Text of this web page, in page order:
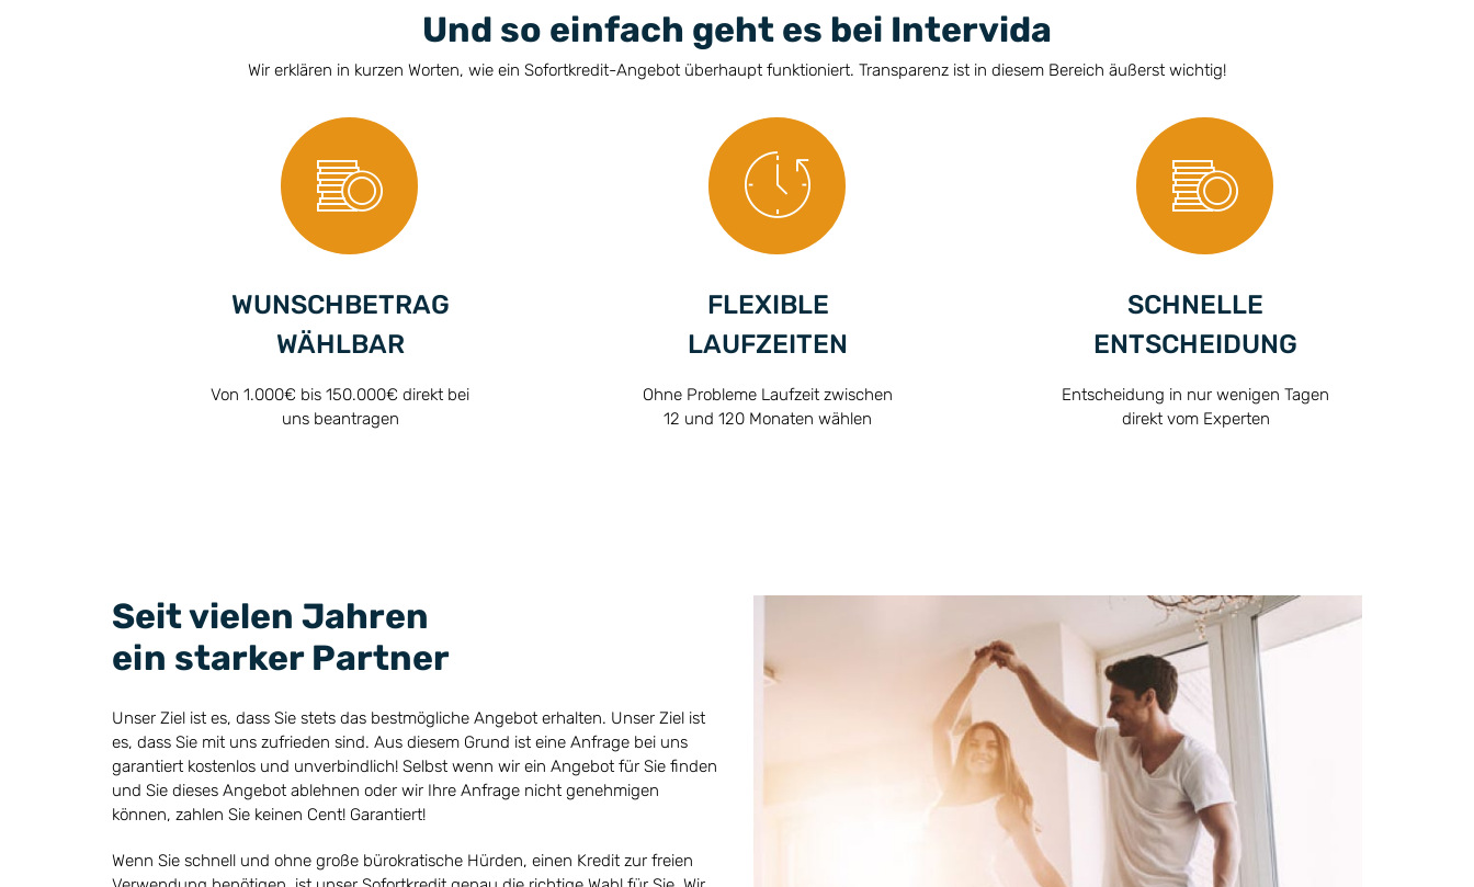
ausgefüllt
Und so einfach geht es bei Intervida
Wir erklären in kurzen Worten, wie ein Sofortkredit-Angebot überhaupt funktioniert. Transparenz ist in diesem Bereich äußerst wichtig!
WUNSCHBETRAG
WÄHLBAR
Von 1.000€ bis 150.000€ direkt bei
uns beantragen
FLEXIBLE
LAUFZEITEN
Ohne Probleme Laufzeit zwischen
12 und 120 Monaten wählen
SCHNELLE
ENTSCHEIDUNG
Entscheidung in nur wenigen Tagen
direkt vom Experten
Seit vielen Jahren
ein starker Partner
Unser Ziel ist es, dass Sie stets das bestmögliche Angebot erhalten. Unser Ziel ist
es, dass Sie mit uns zufrieden sind. Aus diesem Grund ist eine Anfrage bei uns
garantiert kostenlos und unverbindlich! Selbst wenn wir ein Angebot für Sie finden
und Sie dieses Angebot ablehnen oder wir Ihre Anfrage nicht genehmigen
können, zahlen Sie keinen Cent! Garantiert!​
Wenn Sie schnell und ohne große bürokratische Hürden, einen Kredit zur freien